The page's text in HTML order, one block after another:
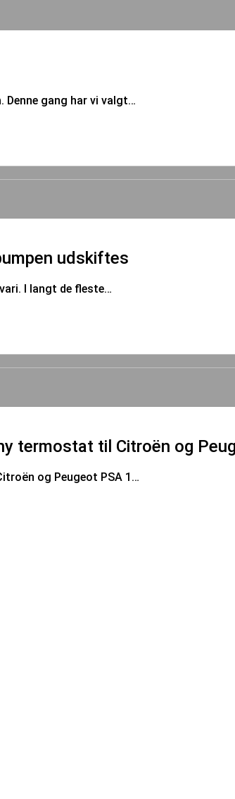
gang har vi valgt…
udskiftes
I langt de fleste…
termostat til Citroën og
og Peugeot PSA 1…